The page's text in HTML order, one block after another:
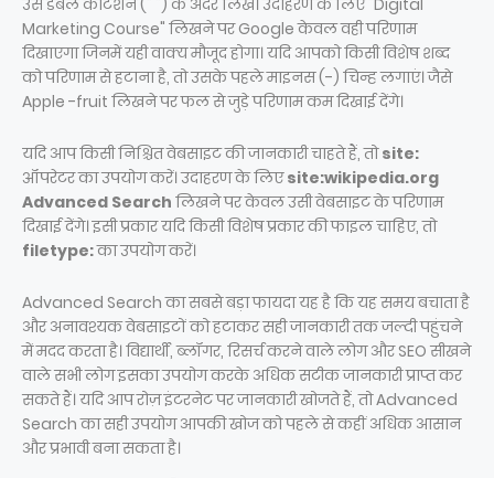
उसे डबल कोटेशन (" ") के अंदर लिखें। उदाहरण के लिए "Digital
Marketing Course" लिखने पर Google केवल वही परिणाम
दिखाएगा जिनमें यही वाक्य मौजूद होगा। यदि आपको किसी विशेष शब्द
को परिणाम से हटाना है, तो उसके पहले माइनस (-) चिन्ह लगाएं। जैसे
Apple -fruit लिखने पर फल से जुड़े परिणाम कम दिखाई देंगे।
यदि आप किसी निश्चित वेबसाइट की जानकारी चाहते हैं, तोsite:
ऑपरेटर का उपयोग करें। उदाहरण के लिएsite:wikipedia.org
Advanced Search लिखने पर केवल उसी वेबसाइट के परिणाम
दिखाई देंगे। इसी प्रकार यदि किसी विशेष प्रकार की फाइल चाहिए, तो
filetype:का उपयोग करें।
Advanced Search का सबसे बड़ा फायदा यह है कि यह समय बचाता है
और अनावश्यक वेबसाइटों को हटाकर सही जानकारी तक जल्दी पहुंचने
में मदद करता है। विद्यार्थी, ब्लॉगर, रिसर्च करने वाले लोग और SEO सीखने
वाले सभी लोग इसका उपयोग करके अधिक सटीक जानकारी प्राप्त कर
सकते हैं। यदि आप रोज़ इंटरनेट पर जानकारी खोजते हैं, तो Advanced
Search का सही उपयोग आपकी खोज को पहले से कहीं अधिक आसान
और प्रभावी बना सकता है।